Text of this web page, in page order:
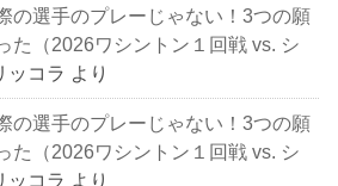
の選手のプレーじゃない！3つの願
た（2026ワシントン１回戦 vs. シ
ッコラ より
の選手のプレーじゃない！3つの願
た（2026ワシントン１回戦 vs. シ
ッコラ より